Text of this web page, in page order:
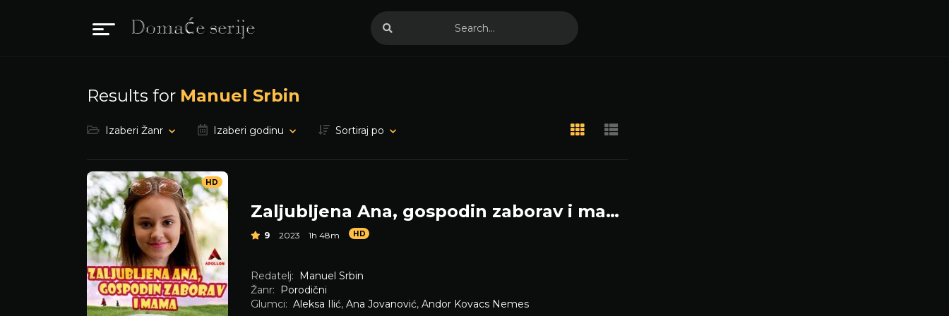
Results for Manuel Srbin
Izaberi Žanr Izaberi godinu Sortiraj po
HD
Zaljubljena Ana, gospodin zaborav i mama
9 2023 1h 48m HD
Redatelj:
Manuel Srbin
Žanr:
Porodični
Glumci: Aleksa Ilić, Ana Jovanović, Andor Kovacs Nemes